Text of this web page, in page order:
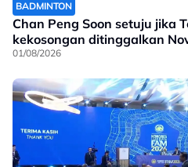
BADMINTON
Chan Peng Soon setuju jika
kekosongan ditinggalkan
01/08/2026